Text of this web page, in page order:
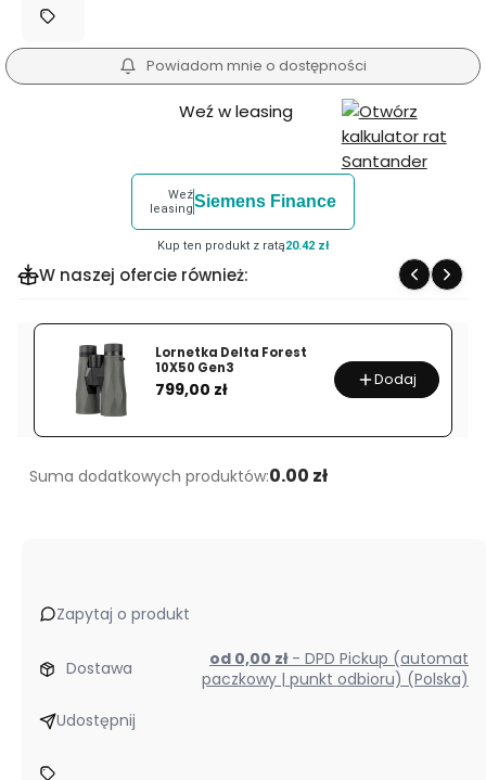
Powiadom mnie o dostępności
Weź w leasing
Weź
leasingSiemens Finance
Kup ten produkt z ratą20.42 zł
W naszej ofercie również:
Lornetka Delta Forest
10X50 Gen3
Cena
799,00 zł Dodaj
Suma dodatkowych produktów:0.00 zł
Zapytaj o produkt
Dostawa od 0,00 zł - DPD Pickup (automat
paczkowy | punkt odbioru) (Polska)
Udostępnij